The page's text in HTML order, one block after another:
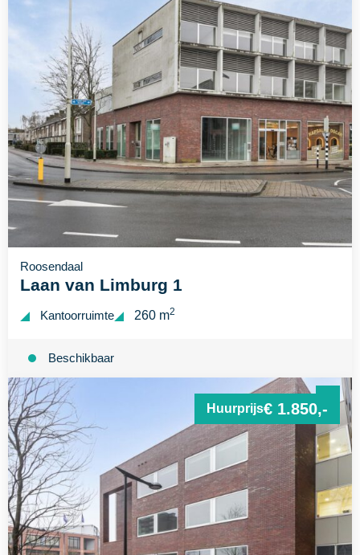
Roosendaal
Laan van Limburg 1
Kantoorruimte 260 m2
Beschikbaar
Huurprijs€ 1.850,-